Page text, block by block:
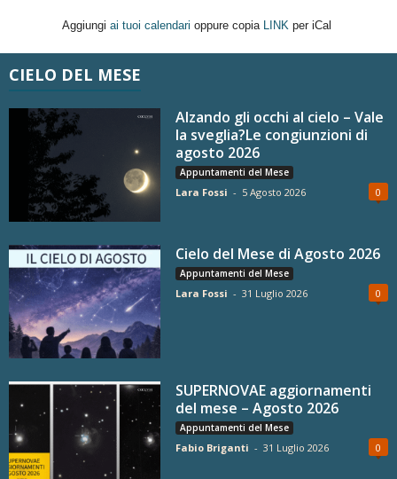
Aggiungi ai tuoi calendari oppure copia LINK per iCal
CIELO DEL MESE
Alzando gli occhi al cielo – Vale
la sveglia?Le congiunzioni di
agosto 2026
Appuntamenti del Mese
Lara Fossi - 5 Agosto 2026 0
Cielo del Mese di Agosto 2026
Appuntamenti del Mese
Lara Fossi - 31 Luglio 2026 0
SUPERNOVAE aggiornamenti
del mese – Agosto 2026
Appuntamenti del Mese
Fabio Briganti - 31 Luglio 2026 0